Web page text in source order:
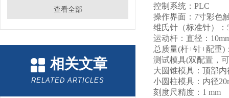
查看全部
相关文章
RELATED ARTICLES
控制系统：PLC
操作界面：7寸彩色
维氏针（标准针）：
运动杆：直径：
总质量(杆+针+配重)
测试模具(双配置，
大圆锥模具：顶部内
小圆柱模具：内径
刻度尺精度：1 mm